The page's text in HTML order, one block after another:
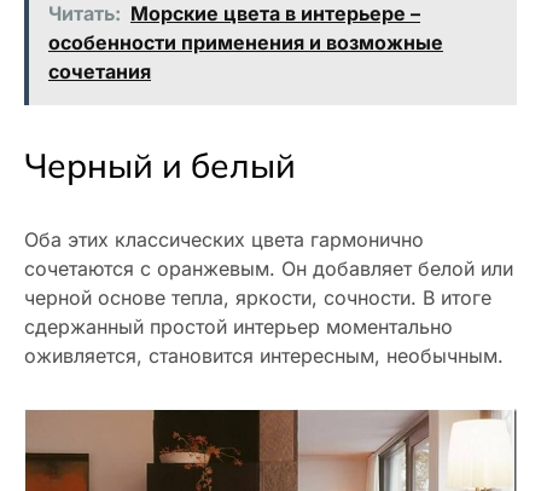
Читать: Морские цвета в интерьере –
особенности применения и возможные
сочетания
Черный и белый
Оба этих классических цвета гармонично
сочетаются с оранжевым. Он добавляет белой или
черной основе тепла, яркости, сочности. В итоге
сдержанный простой интерьер моментально
оживляется, становится интересным, необычным.